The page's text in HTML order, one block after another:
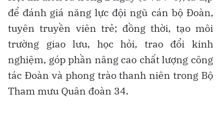
để đánh giá năng lực đội ngũ cán bộ Đoàn,
tuyên truyền viên trẻ; đồng thời, tạo môi
trường giao lưu, học hỏi, trao đổi kinh
nghiệm, góp phần nâng cao chất lượng công
tác Đoàn và phong trào thanh niên trong Bộ
Tham mưu Quân đoàn 34.